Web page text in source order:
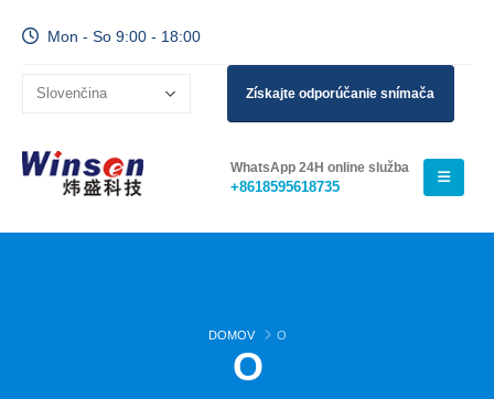
Mon - So 9:00 - 18:00
Získajte odporúčanie snímača
WhatsApp 24H online služba
+8618595618735
DOMOV O
O